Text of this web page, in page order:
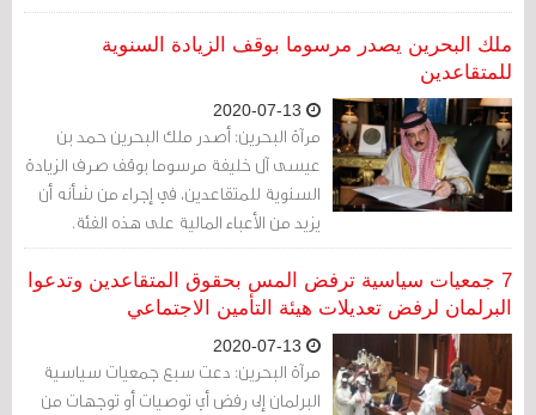
ملك البحرين يصدر مرسوما بوقف الزيادة السنوية
للمتقاعدين
مرآة البحرين: أصدر ملك البحرين حمد بن
عيسى آل خليفة مرسوما بوقف صرف الزيادة
السنوية للمتقاعدين، في إجراء من شأنه أن
يزيد من الأعباء المالية على هذه الفئة.
7 جمعيات سياسية ترفض المس بحقوق المتقاعدين وتدعوا
البرلمان لرفض تعديلات هيئة التأمين الاجتماعي
مرآة البحرين: دعت سبع جمعيات سياسية
البرلمان إلى رفض أي توصيات أو توجهات من